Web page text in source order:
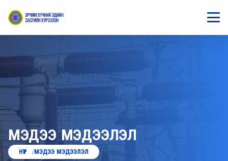
МЭДЭЭ МЭДЭЭЛЭЛ
НҮҮР МЭДЭЭ МЭДЭЭЛЭЛ